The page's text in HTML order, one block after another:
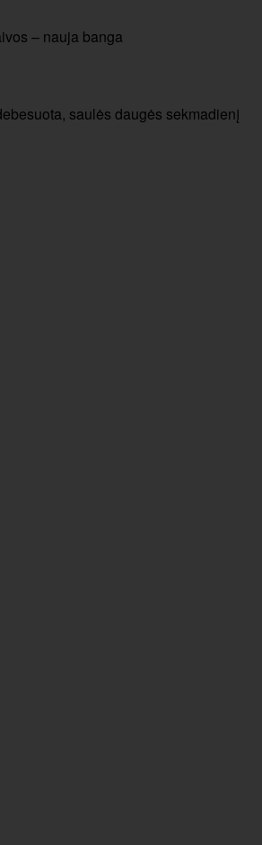
– nauja banga
saulės daugės sekmadienį